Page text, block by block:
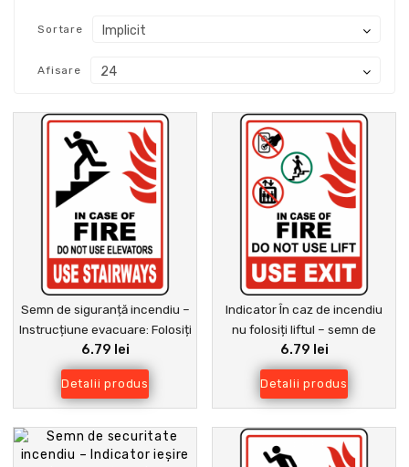
Sortare
Afisare
Semn de siguranță incendiu –
Instrucțiune evacuare: Folosiți
scările, nu liftul
6.79 lei
Detalii produs
Indicator În caz de incendiu
nu folosiți liftul – semn de
siguranță evacuare clădiri
6.79 lei
Detalii produs